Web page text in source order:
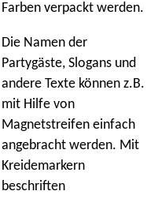
Farben verpackt werden.
Die Namen der
Partygäste, Slogans und
andere Texte können z.B.
mit Hilfe von
Magnetstreifen einfach
angebracht werden. Mit
Kreidemarkern
beschriften